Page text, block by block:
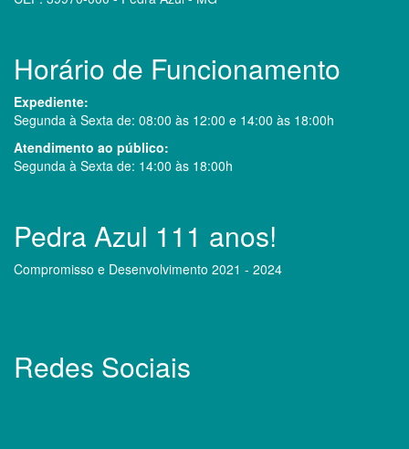
Horário de Funcionamento
Expediente:
Segunda à Sexta de: 08:00 às 12:00 e 14:00 às 18:00h
Atendimento ao público:
Segunda à Sexta de: 14:00 às 18:00h
Pedra Azul 111 anos!
Compromisso e Desenvolvimento 2021 - 2024
Redes Sociais